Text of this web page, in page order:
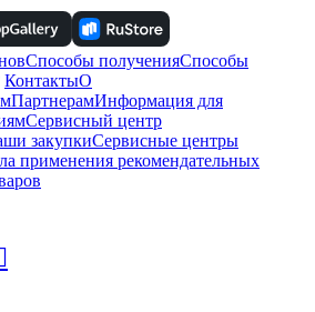
Способы полученияСпособы
КонтактыО
ПартнерамИнформация для
Сервисный центр
закупкиСервисные центры
применения рекомендательных